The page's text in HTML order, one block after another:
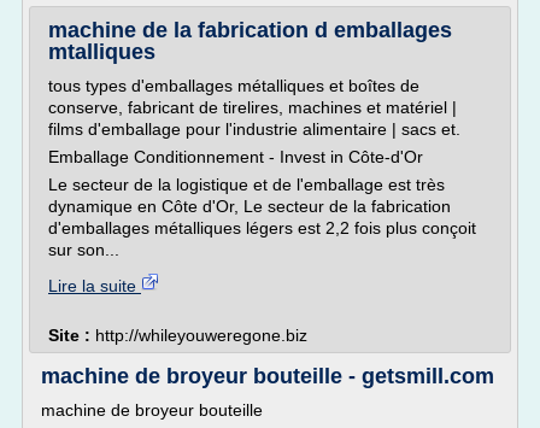
machine de la fabrication d emballages
mtalliques
tous types d'emballages métalliques et boîtes de
conserve, fabricant de tirelires, machines et matériel |
films d'emballage pour l'industrie alimentaire | sacs et.
Emballage Conditionnement - Invest in Côte-d'Or
Le secteur de la logistique et de l'emballage est très
dynamique en Côte d'Or, Le secteur de la fabrication
d'emballages métalliques légers est 2,2 fois plus conçoit
sur son...
Lire la suite
Site : http://whileyouweregone.biz
machine de broyeur bouteille - getsmill.com
machine de broyeur bouteille